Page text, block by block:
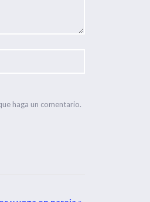
haga un comentario.